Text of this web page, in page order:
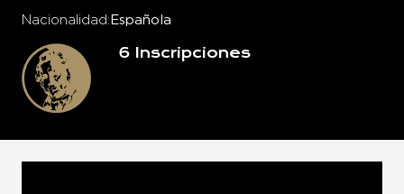
Nacionalidad Española
6 Inscripciones